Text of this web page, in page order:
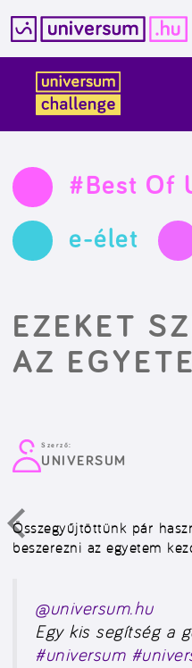
tartalomba
#Best Of
e-élet
EZEKET
AZ
Szerző:
UNIVERSUM
Összegyűjtöttünk pár
beszerezni az egyetem
@universum.hu
Egy kis segítség a
#universum